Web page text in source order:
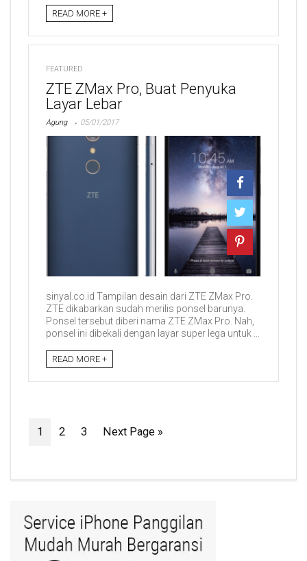
READ MORE +
FEATURED
ZTE ZMax Pro, Buat Penyuka
Layar Lebar
Agung 05/01/2017
sinyal.co.id Tampilan desain dari ZTE ZMax Pro.
ZTE dikabarkan sudah merilis ponsel barunya.
Ponsel tersebut diberi nama ZTE ZMax Pro. Nah,
ponsel ini dibekali dengan layar super lega untuk ...
READ MORE +
1 2 3 Next Page »